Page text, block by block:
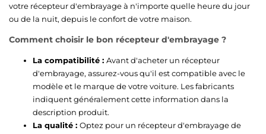
votre récepteur d'embrayage à n'importe quelle heure du jour
ou de la nuit, depuis le confort de votre maison.
Comment choisir le bon récepteur d'embrayage ?
La compatibilité : Avant d'acheter un récepteur
d'embrayage, assurez-vous qu'il est compatible avec le
modèle et le marque de votre voiture. Les fabricants
indiquent généralement cette information dans la
description produit.
La qualité : Optez pour un récepteur d'embrayage de